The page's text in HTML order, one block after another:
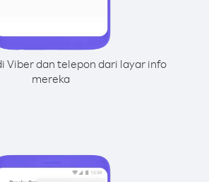
Viber dan telepon dari layar info
mereka